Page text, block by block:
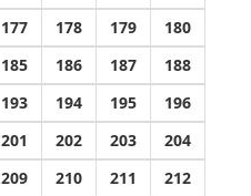
177 178 179
180
185 186 187
188
193 194 195
196
201 202 203
204
209 210 211
212